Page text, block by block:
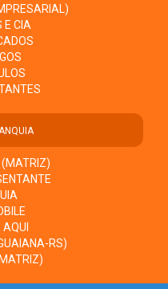
E CIA
(MATRIZ)
AQUI
RS)